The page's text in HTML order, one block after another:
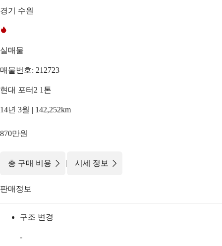
경기 수원
실매물
매물번호: 212723
현대 포터2 1톤
14년 3월 | 142,252km
870만원
총 구매 비용 | 시세 정보
판매정보
구조 변경
-